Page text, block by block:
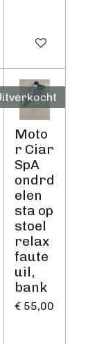
In
Moto
r Ciar
SpA
ondrd
elen
sta op
stoel
relax
faute
uil,
bank
€ 55,00